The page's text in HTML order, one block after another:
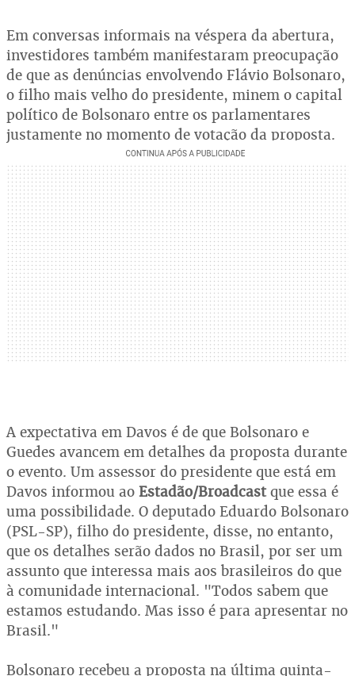
Em conversas informais na véspera da abertura,
investidores também manifestaram preocupação
de que as denúncias envolvendo Flávio Bolsonaro,
o filho mais velho do presidente, minem o capital
político de Bolsonaro entre os parlamentares
justamente no momento de votação da proposta.
A expectativa em Davos é de que Bolsonaro e
Guedes avancem em detalhes da proposta durante
o evento. Um assessor do presidente que está em
Davos informou ao Estadão/Broadcastque essa é
uma possibilidade. O deputado Eduardo Bolsonaro
(PSL-SP), filho do presidente, disse, no entanto,
que os detalhes serão dados no Brasil, por ser um
assunto que interessa mais aos brasileiros do que
à comunidade internacional. "Todos sabem que
estamos estudando. Mas isso é para apresentar no
Brasil."
Bolsonaro recebeu a proposta na última quinta-